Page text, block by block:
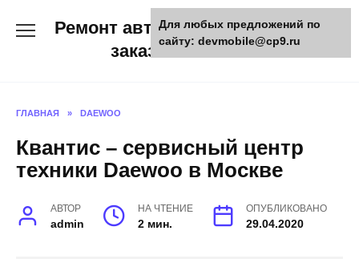
Ремонт авто и мото техники,
заказ запчастей
ГЛАВНАЯ » DAEWOO
Квантис – сервисный центр
техники Daewoo в Москве
АВТОР
admin
НА ЧТЕНИЕ
2 мин.
ОПУБЛИКОВАНО
29.04.2020
Для любых предложений по
сайту: devmobile@cp9.ru